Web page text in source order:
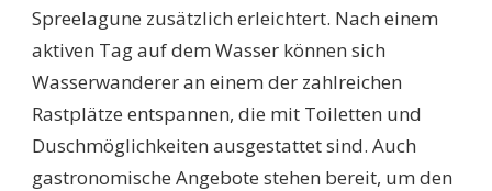
Spreelagune zusätzlich erleichtert. Nach einem
aktiven Tag auf dem Wasser können sich
Wasserwanderer an einem der zahlreichen
Rastplätze entspannen, die mit Toiletten und
Duschmöglichkeiten ausgestattet sind. Auch
gastronomische Angebote stehen bereit, um den